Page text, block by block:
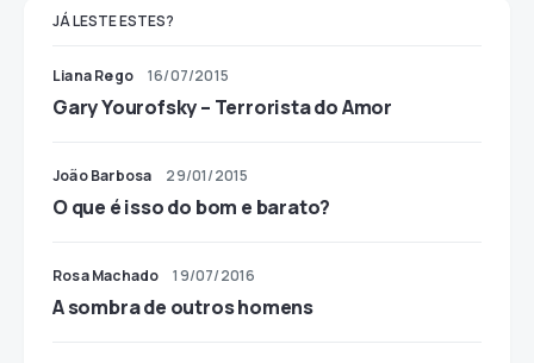
JÁ LESTE ESTES?
Liana Rego 16/07/2015
Gary Yourofsky – Terrorista do Amor
João Barbosa 29/01/2015
O que é isso do bom e barato?
Rosa Machado 19/07/2016
A sombra de outros homens